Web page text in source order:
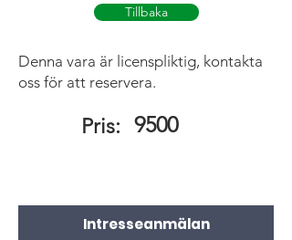
Tillbaka
Denna vara är licenspliktig, kontakta
oss för att reservera.
Pris: 9500
Intresseanmälan